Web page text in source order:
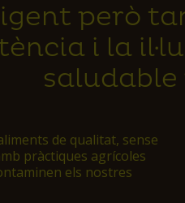
però
i la
saludable
de qualitat, sense
pràctiques agrícoles
els nostres